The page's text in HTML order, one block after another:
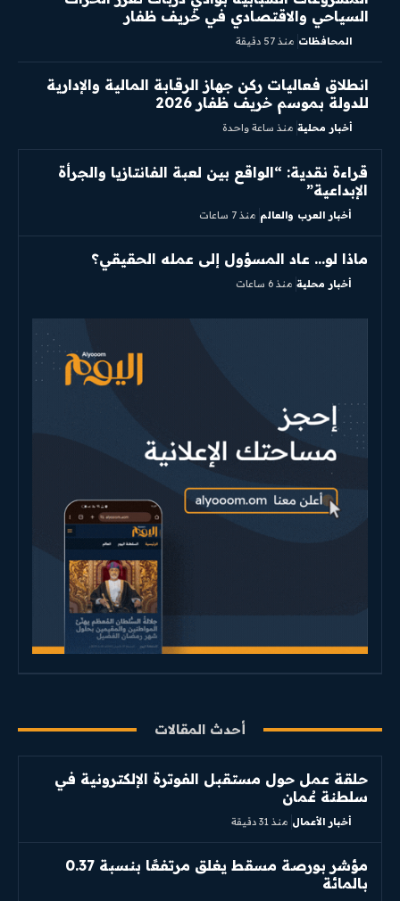
السياحي والاقتصادي في خريف ظفار
المحافظات منذ 57 دقيقة
انطلاق فعاليات ركن جهاز الرقابة المالية والإدارية
للدولة بموسم خريف ظفار 2026
أخبار محلية منذ ساعة واحدة
قراءة نقدية: “الواقع بين لعبة الفانتازيا والجرأة
الإبداعية”
أخبار العرب والعالم منذ 7 ساعات
ماذا لو… عاد المسؤول إلى عمله الحقيقي؟
أخبار محلية منذ 6 ساعات
أحدث المقالات
حلقة عمل حول مستقبل الفوترة الإلكترونية في
سلطنة عُمان
أخبار الأعمال منذ 31 دقيقة
مؤشر بورصة مسقط يغلق مرتفعًا بنسبة 0.37
بالمائة